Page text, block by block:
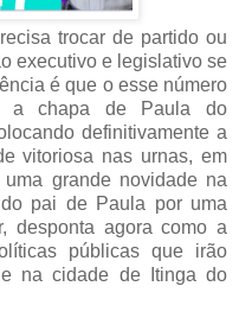
trocar de partido ou
executivo e legislativo se
é que o esse número
a chapa de Paula do
definitivamente a
vitoriosa nas urnas, em
grande novidade na
pai de Paula por uma
desponta agora como a
públicas que irão
na cidade de Itinga do